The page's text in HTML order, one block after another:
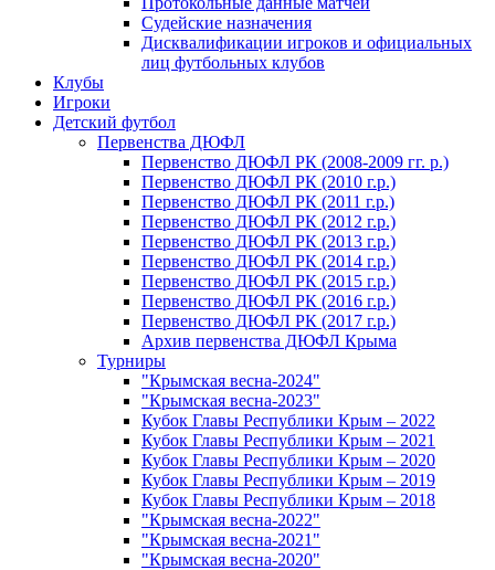
Судейские назначения
Дисквалификации игроков и официальных
лиц футбольных клубов
Клубы
Игроки
Детский футбол
Первенства ДЮФЛ
Первенство ДЮФЛ РК (2008-2009 гг. р.)
Первенство ДЮФЛ РК (2010 г.р.)
Первенство ДЮФЛ РК (2011 г.р.)
Первенство ДЮФЛ РК (2012 г.р.)
Первенство ДЮФЛ РК (2013 г.р.)
Первенство ДЮФЛ РК (2014 г.р.)
Первенство ДЮФЛ РК (2015 г.р.)
Первенство ДЮФЛ РК (2016 г.р.)
Первенство ДЮФЛ РК (2017 г.р.)
Архив первенства ДЮФЛ Крыма
Турниры
"Крымская весна-2024"
"Крымская весна-2023"
Кубок Главы Республики Крым – 2022
Кубок Главы Республики Крым – 2021
Кубок Главы Республики Крым – 2020
Кубок Главы Республики Крым – 2019
Кубок Главы Республики Крым – 2018
"Крымская весна-2022"
"Крымская весна-2021"
"Крымская весна-2020"